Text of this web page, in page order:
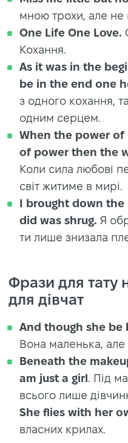
мною трохи, але не
One Life One Love.
Кохання.
As it was in the
be in the end one
з одного кохання,
одним серцем.
When the power of
of power then the
Коли сила любові
світ житиме в мирі.
I brought down the
did was shrug. Я
ти лише знизала
Фрази для тату
для дівчат
And though she be
Вона маленька,
Beneath the
am just a girl. Під
всього лише
She flies with her
власних крилах.